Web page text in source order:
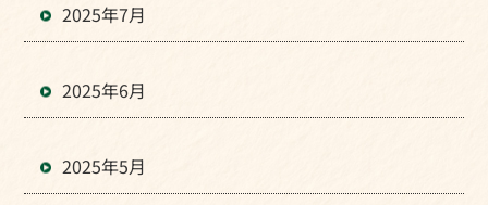
2025年7月
2025年6月
2025年5月